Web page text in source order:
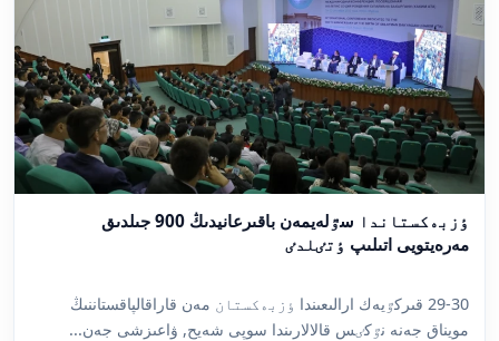
ٶزبەكستاندا سٷلەيمەن باقىرعانيدىڭ 900 جىلدىق
مەرەيتويى اتىلىپ ٶتٸلدٸ
29-30 قىركٷيەك ارالىعىندا ٶزبەكستان مەن قاراقالپاقستاننىڭ
مويناق جەنە نٷكٸس قالالارىندا سوپى شەيح, ۋاعىزشى جەن...